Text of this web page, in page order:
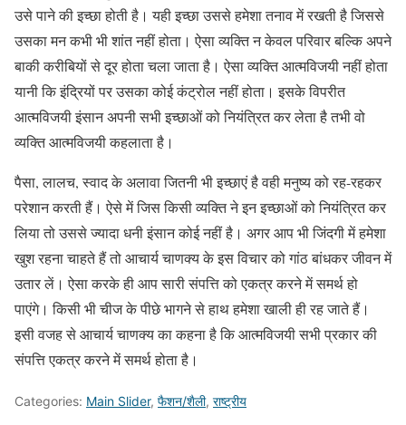
उसे पाने की इच्छा होती है। यही इच्छा उससे हमेशा तनाव में रखती है जिससे
उसका मन कभी भी शांत नहीं होता। ऐसा व्यक्ति न केवल परिवार बल्कि अपने
बाकी करीबियों से दूर होता चला जाता है। ऐसा व्यक्ति आत्मविजयी नहीं होता
यानी कि इंद्रियों पर उसका कोई कंट्रोल नहीं होता। इसके विपरीत
आत्मविजयी इंसान अपनी सभी इच्छाओं को नियंत्रित कर लेता है तभी वो
व्यक्ति आत्मविजयी कहलाता है।
पैसा, लालच, स्वाद के अलावा जितनी भी इच्छाएं है वही मनुष्य को रह-रहकर
परेशान करती हैं। ऐसे में जिस किसी व्यक्ति ने इन इच्छाओं को नियंत्रित कर
लिया तो उससे ज्यादा धनी इंसान कोई नहीं है। अगर आप भी जिंदगी में हमेशा
खुश रहना चाहते हैं तो आचार्य चाणक्य के इस विचार को गांठ बांधकर जीवन में
उतार लें। ऐसा करके ही आप सारी संपत्ति को एकत्र करने में समर्थ हो
पाएंगे। किसी भी चीज के पीछे भागने से हाथ हमेशा खाली ही रह जाते हैं।
इसी वजह से आचार्य चाणक्य का कहना है कि आत्मविजयी सभी प्रकार की
संपत्ति एकत्र करने में समर्थ होता है।
Categories: Main Slider, फैशन/शैली, राष्ट्रीय